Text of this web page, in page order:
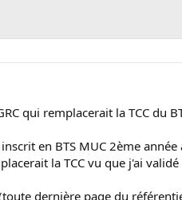
qui remplacerait la TCC du
en BTS MUC 2ème
la TCC vu que j'ai
dernière page du